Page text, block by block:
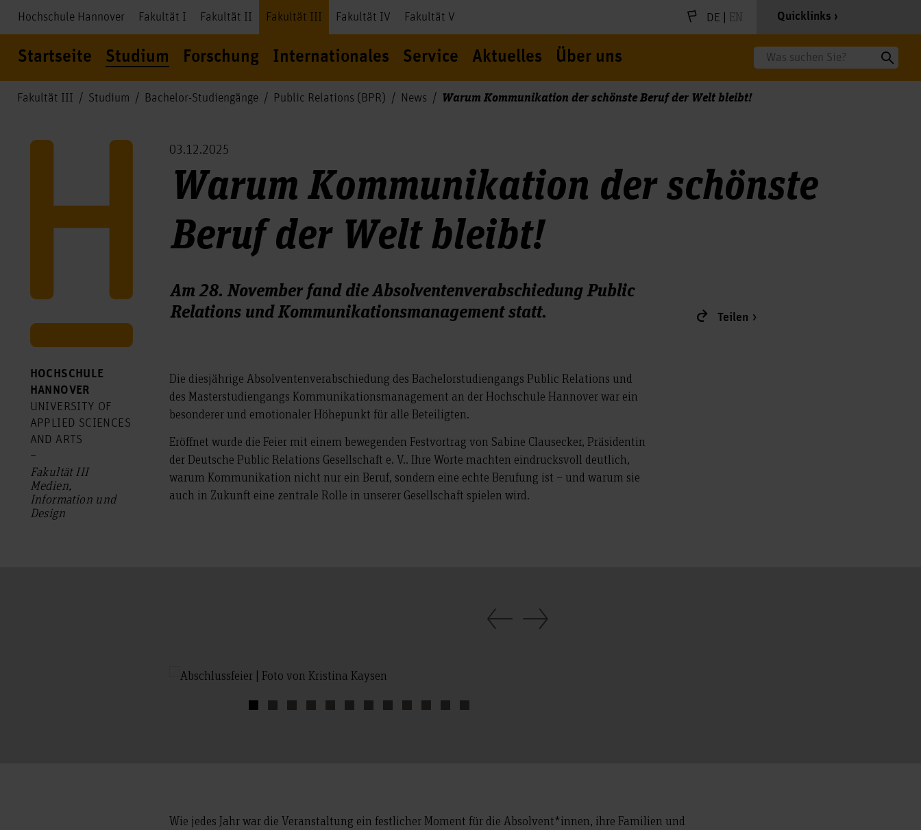
Hochschule Hannover Fakultät I Fakultät II Fakultät III Fakultät IV Fakultät V DE | EN Quicklinks
Startseite Studium Forschung Internationales Service Aktuelles Über uns Suche
Fakultät III Studium Bachelor-Studiengänge Public Relations (BPR) News Warum Kommunikation der schönste Beruf der Welt bleibt!
HOCHSCHULE
HANNOVER
UNIVERSITY OF
APPLIED SCIENCES
AND ARTS
–
Fakultät III
Medien,
Information und
Design
03.12.2025
Warum Kommunikation der schönste
Beruf der Welt bleibt!
Am 28. November fand die Absolventenverabschiedung Public
Relations und Kommunikationsmanagement statt.
Die diesjährige Absolventenverabschiedung des Bachelorstudiengangs Public Relations und
des Masterstudiengangs Kommunikationsmanagement an der Hochschule Hannover war ein
besonderer und emotionaler Höhepunkt für alle Beteiligten.
Eröffnet wurde die Feier mit einem bewegenden Festvortrag von Sabine Clausecker, Präsidentin
der Deutsche Public Relations Gesellschaft e. V.. Ihre Worte machten eindrucksvoll deutlich,
warum Kommunikation nicht nur ein Beruf, sondern eine echte Berufung ist – und warum sie
auch in Zukunft eine zentrale Rolle in unserer Gesellschaft spielen wird.
Teilen
Wie jedes Jahr war die Veranstaltung ein festlicher Moment für die Absolvent*innen, ihre Familien und